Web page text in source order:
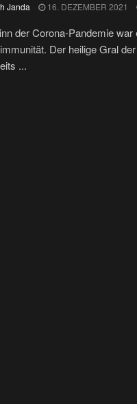
Janda 16. DEZEMBER 2021
der Corona-Pandemie war
Der heilige Gral
...